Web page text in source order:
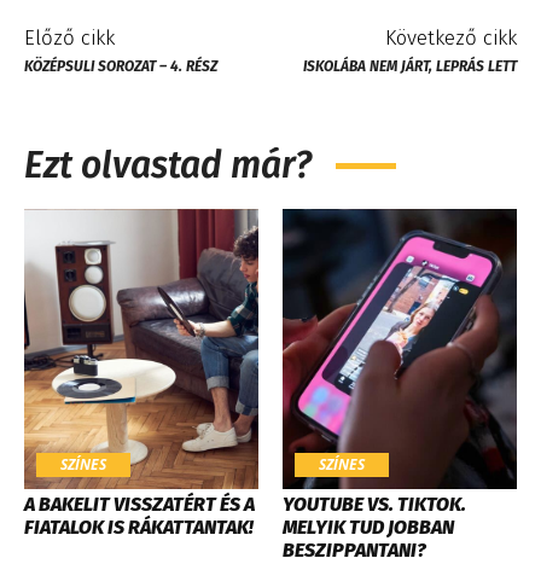
Előző cikk
KÖZÉPSULI SOROZAT – 4. RÉSZ
Következő cikk
ISKOLÁBA NEM JÁRT, LEPRÁS LETT
Ezt olvastad már?
SZÍNES
A BAKELIT VISSZATÉRT ÉS A
FIATALOK IS RÁKATTANTAK!
SZÍNES
YOUTUBE VS. TIKTOK.
MELYIK TUD JOBBAN
BESZIPPANTANI?